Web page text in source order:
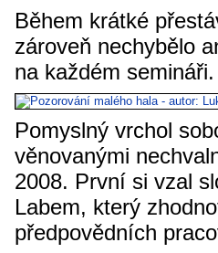
Během krátké
zároveň nechybělo
na každém semináři.
Pomyslný vrchol
věnovanými
2008. První si vzal
Labem, který
předpovědních